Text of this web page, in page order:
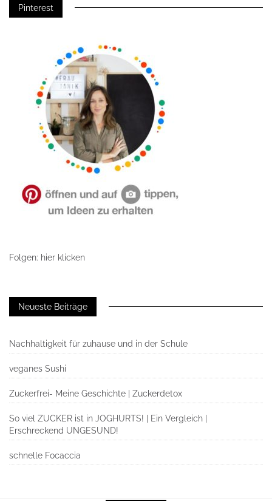
Pinterest
Folgen: hier klicken
Neueste Beiträge
Nachhaltigkeit für zuhause und in der Schule
veganes Sushi
Zuckerfrei- Meine Geschichte | Zuckerdetox
So viel ZUCKER ist in JOGHURTS! | Ein Vergleich |
Erschreckend UNGESUND!
schnelle Focaccia